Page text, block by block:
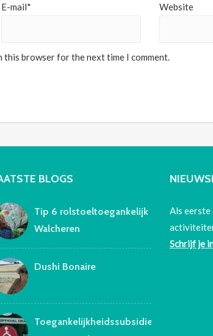
E-mail* Website
this browser for the next time I comment.
BLOGS
Tip 6 rolstoeltoegankelijk
Walcheren
Dushi Bonaire
Toegankelijkheidssubsidie
Als eerste
Schrijf je